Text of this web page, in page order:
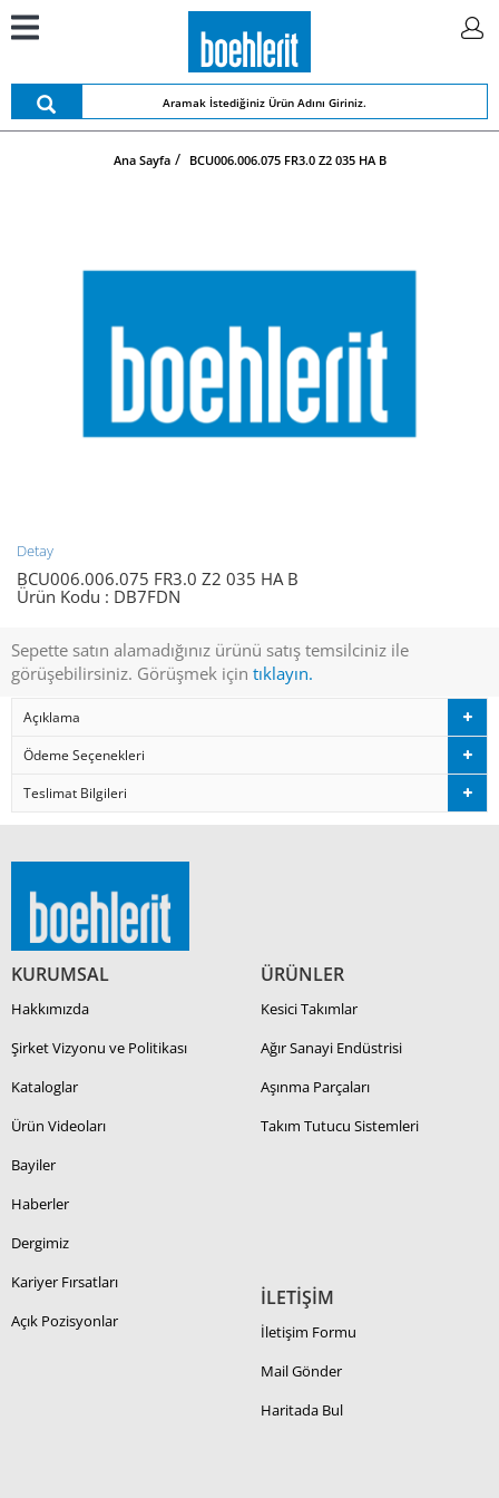
Ana Sayfa BCU006.006.075 FR3.0 Z2 035 HA B
Detay
BCU006.006.075 FR3.0 Z2 035 HA B
Ürün Kodu : DB7FDN
Sepette satın alamadığınız ürünü satış temsilciniz ile
görüşebilirsiniz. Görüşmek için tıklayın.
Açıklama
Ödeme Seçenekleri
Teslimat Bilgileri
KURUMSAL
Hakkımızda
Şirket Vizyonu ve Politikası
Kataloglar
Ürün Videoları
Bayiler
Haberler
Dergimiz
Kariyer Fırsatları
Açık Pozisyonlar
ÜRÜNLER
Kesici Takımlar
Ağır Sanayi Endüstrisi
Aşınma Parçaları
Takım Tutucu Sistemleri
İLETİŞİM
İletişim Formu
Mail Gönder
Haritada Bul